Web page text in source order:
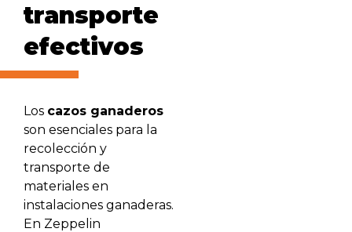
transporte
efectivos
Los cazos ganaderos
son esenciales para la
recolección y
transporte de
materiales en
instalaciones ganaderas.
En Zeppelin